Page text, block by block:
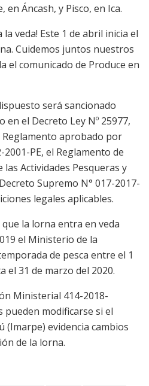
Áncash, y Pisco, en Ica.
la veda! Este 1 de abril inicia el
Cuidemos juntos nuestros
el comunicado de Produce en
será sancionado
el Decreto Ley Nº 25977,
Reglamento aprobado por
PE, el Reglamento de
las Actividades Pesqueras y
Supremo N° 017-2017-
legales aplicables.
la lorna entra en veda
el Ministerio de la
de pesca entre el 1
el 31 de marzo del 2020.
Ministerial 414-2018-
pueden modificarse si el
evidencia cambios
de la lorna.